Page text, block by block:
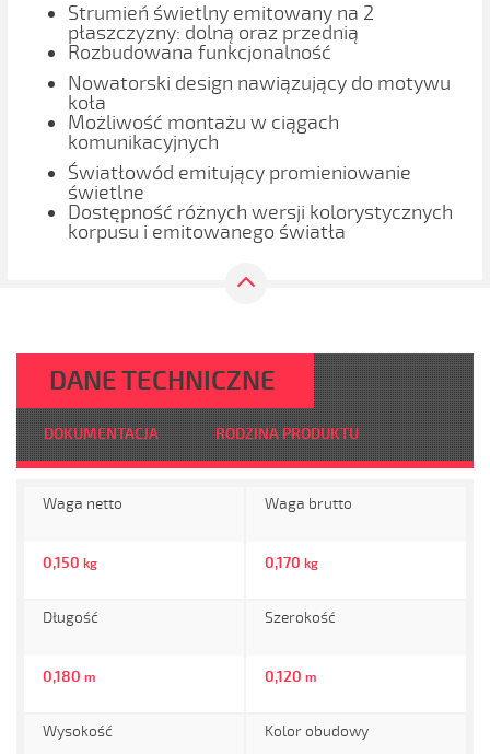
Strumień świetlny emitowany na 2
płaszczyzny: dolną oraz przednią
Rozbudowana funkcjonalność
Nowatorski design nawiązujący do motywu
koła
Możliwość montażu w ciągach
komunikacyjnych
Światłowód emitujący promieniowanie
świetlne
Dostępność różnych wersji kolorystycznych
korpusu i emitowanego światła
DANE TECHNICZNE
DOKUMENTACJA RODZINA PRODUKTU
Waga netto
0,150 kg
Waga brutto
0,170 kg
Długość
0,180 m
Szerokość
0,120 m
Wysokość Kolor obudowy